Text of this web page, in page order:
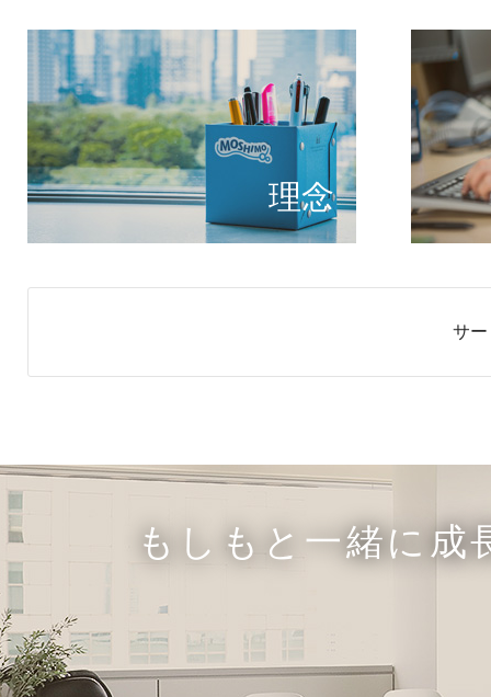
理念
個のチ
もしもが描く未
サ
もしもと一緒に成